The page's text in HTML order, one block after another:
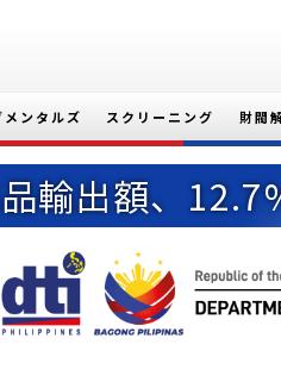
メンタルズ スクリーニング 財閥
輸出額、